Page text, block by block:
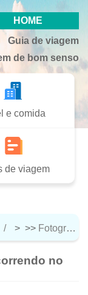
HOME
Guia de viagem
de bom senso
e comida
de viagem
> >> Fotografia Cênica
no